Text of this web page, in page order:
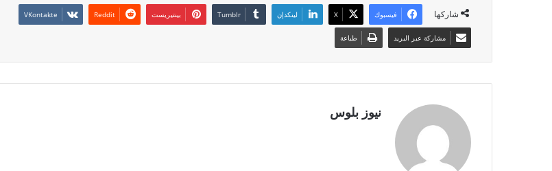
شاركها فيسبوك X لينكدإن بينتيريست
مشاركة عبر البريد طباعة
نيوز بلوس